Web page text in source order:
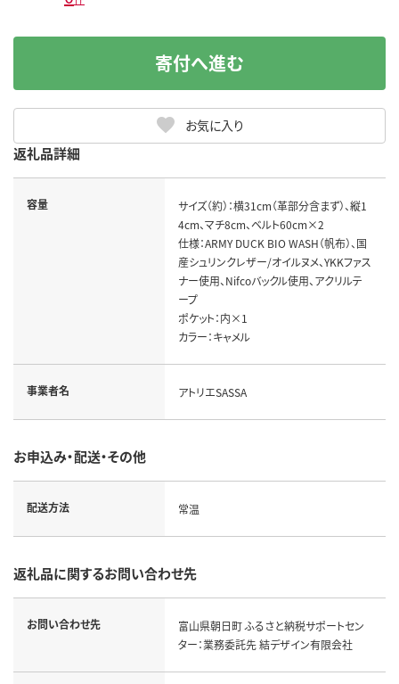
お気に入り
寄付へ進む
返礼品詳細
容量
サイズ（約）：横31cm（革部分含まず）、縦1
4cm、マチ8cm、ベルト60cm×2
仕様：ARMY DUCK BIO WASH（帆布）、国
産シュリンクレザー/オイルヌメ、YKKファス
ナー使用、Nifcoバックル使用、アクリルテ
ープ
ポケット：内×1
カラー：キャメル
事業者名 アトリエSASSA
お申込み・配送・その他
配送方法 常温
返礼品に関するお問い合わせ先
お問い合わせ先
富山県朝日町 ふるさと納税サポートセン
ター：業務委託先 結デザイン有限会社